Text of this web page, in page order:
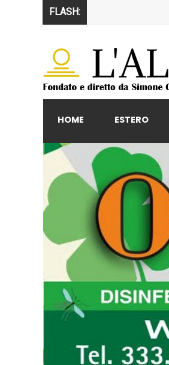
FLASH:
HOME ESTERO